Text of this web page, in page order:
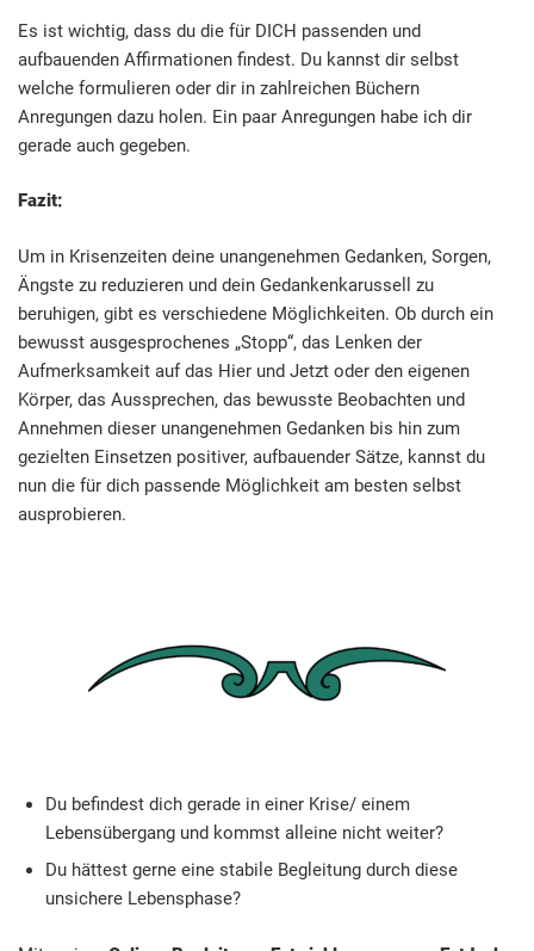
Es ist wichtig, dass du die für DICH passenden und
aufbauenden Affirmationen findest. Du kannst dir selbst
welche formulieren oder dir in zahlreichen Büchern
Anregungen dazu holen. Ein paar Anregungen habe ich dir
gerade auch gegeben.
Fazit:
Um in Krisenzeiten deine unangenehmen Gedanken, Sorgen,
Ängste zu reduzieren und dein Gedankenkarussell zu
beruhigen, gibt es verschiedene Möglichkeiten. Ob durch ein
bewusst ausgesprochenes „Stopp“, das Lenken der
Aufmerksamkeit auf das Hier und Jetzt oder den eigenen
Körper, das Aussprechen, das bewusste Beobachten und
Annehmen dieser unangenehmen Gedanken bis hin zum
gezielten Einsetzen positiver, aufbauender Sätze, kannst du
nun die für dich passende Möglichkeit am besten selbst
ausprobieren.
Du befindest dich gerade in einer Krise/ einem
Lebensübergang und kommst alleine nicht weiter?
Du hättest gerne eine stabile Begleitung durch diese
unsichere Lebensphase?